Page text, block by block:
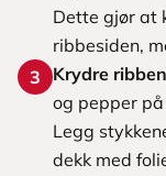
Dette gjør at
ribbesiden,
3
Krydre
og pepper
Legg
dekk med